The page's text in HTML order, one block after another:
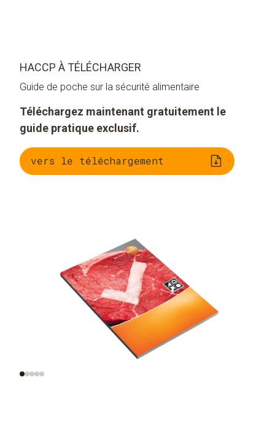
HACCP À TÉLÉCHARGER
Guide de poche sur la sécurité alimentaire
Téléchargez maintenant gratuitement le
guide pratique exclusif.
vers le téléchargement
Cadre réglementaire,
HACCP compris
Informations sur la
croissance des
germes